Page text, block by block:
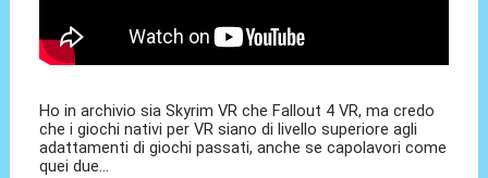
Ho in archivio sia Skyrim VR che Fallout 4 VR, ma credo
che i giochi nativi per VR siano di livello superiore agli
adattamenti di giochi passati, anche se capolavori come
quei due...